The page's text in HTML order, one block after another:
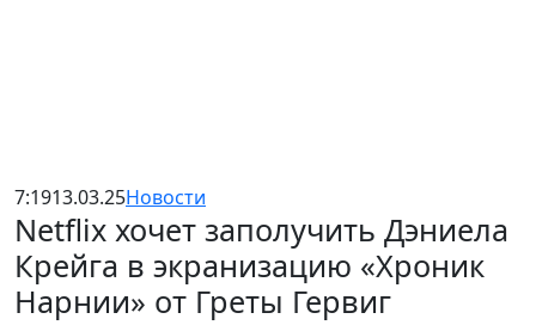
7:1913.03.25Новости
Netflix хочет заполучить Дэниела
Крейга в экранизацию «Хроник
Нарнии» от Греты Гервиг